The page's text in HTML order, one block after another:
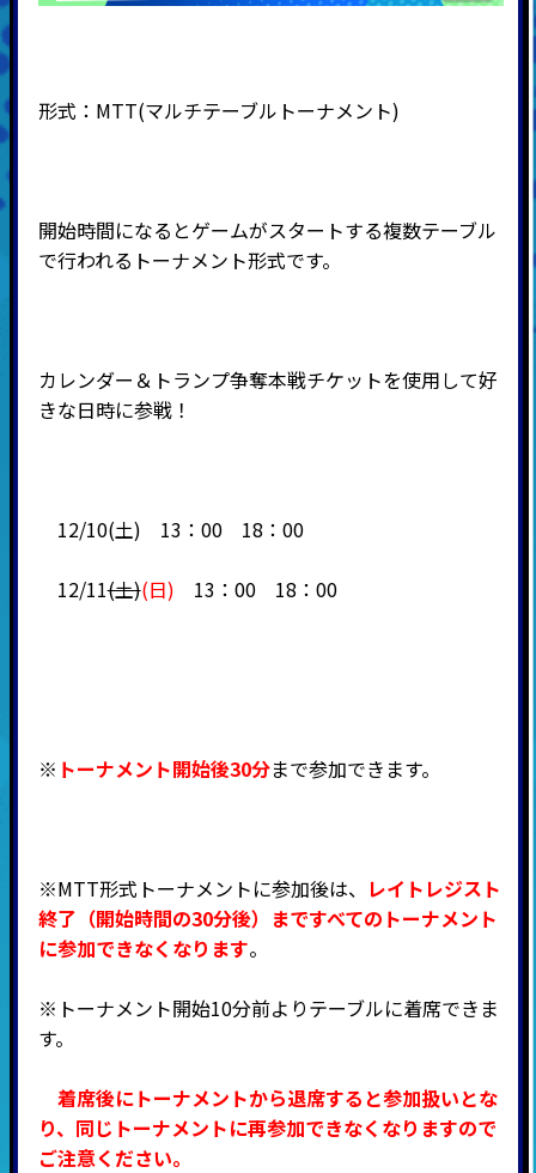
形式： MTT(マルチテーブルトーナメント)
開始時間になるとゲームがスタートする複数テーブル
で行われるトーナメント形式です。
カレンダー＆トランプ争奪本戦チケットを使用して好
きな日時に参戦！
12/10(土) 13：00 18：00
12/11(土)(日) 13：00 18：00
※ トーナメント開始後30分まで参加できます。
※MTT形式トーナメントに参加後は、 レイトレジスト
終了（開始時間の30分後）まですべてのトーナメント
に参加できなくなります。
※トーナメント開始10分前よりテーブルに着席できま
す。
着席後にトーナメントから退席すると参加扱いとな
り、同じトーナメントに再参加できなくなりますので
ご注意ください。